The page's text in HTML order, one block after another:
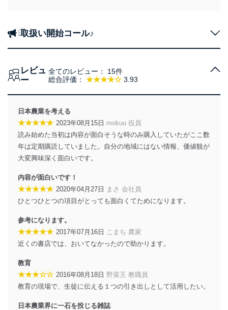
取扱い開始コール♪
レビュ
ー
総合評価： ★★★★☆ 3.93
全てのレビュー： 15件
日本農業を考える
★★★★★ 2023年08月15日 mokuu 役員
読み始めた当初は内容が面白そうな時のみ購入していたがここ数
年は定期購読していました。自分の地域にはない情報、価値観が
大変興味深く面白いです。
内容が面白いです！
★★★★★ 2020年04月27日 まさ 会社員
ひとつひとつの項目がとっても面白くてためになります。
参考になります。
★★★★★ 2017年07月16日 こまち 農家
近くの書店では、おいてなかったので助かります。
教育
★★★☆☆ 2016年08月18日 野菜王 教職員
教育の現場で、生徒に伝える１つの引き出しとして活用したい。
日本農業界に一石を投じる雑誌